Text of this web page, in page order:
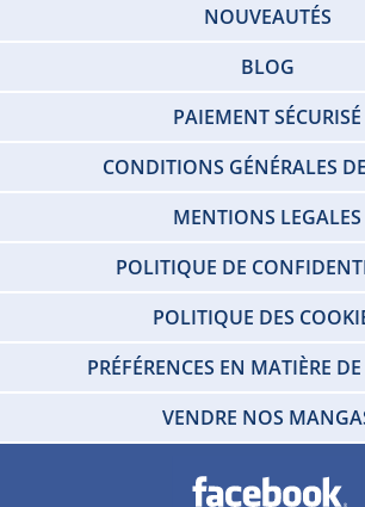
NOUVEAUTÉS
BLOG
PAIEMENT SÉCURISÉ
CONDITIONS GÉNÉRALES
MENTIONS LEGALES
POLITIQUE DE
POLITIQUE DES
PRÉFÉRENCES EN MATIÈRE
VENDRE NOS